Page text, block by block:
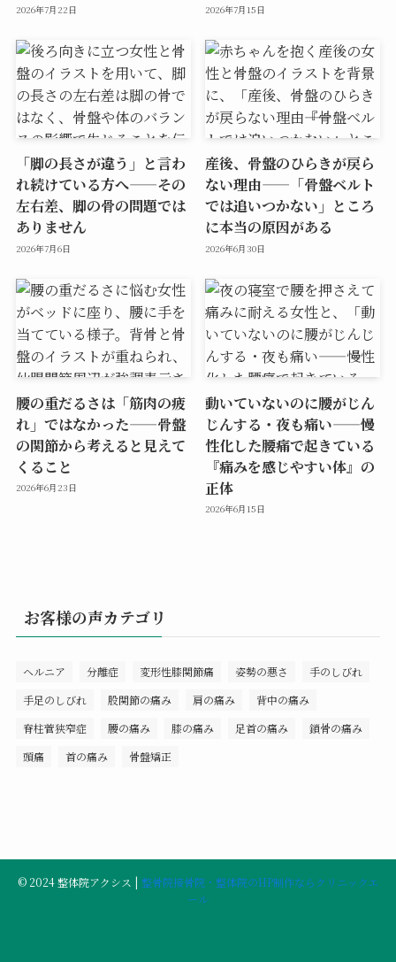
2026年7月22日 2026年7月15日
「脚の長さが違う」と言わ
れ続けている方へ——その
左右差、脚の骨の問題では
ありません
2026年7月6日
産後、骨盤のひらきが戻ら
ない理由——「骨盤ベルト
では追いつかない」ところ
に本当の原因がある
2026年6月30日
腰の重だるさは「筋肉の疲
れ」ではなかった——骨盤
の関節から考えると見えて
くること
2026年6月23日
動いていないのに腰がじん
じんする・夜も痛い——慢
性化した腰痛で起きている
『痛みを感じやすい体』の
正体
2026年6月15日
お客様の声カテゴリ
ヘルニア 分離症 変形性膝関節痛 姿勢の悪さ
手のしびれ
手足のしびれ
股関節の痛み 肩の痛み
背中の痛み
脊柱菅狭窄症
腰の痛み 膝の痛み 足首の痛み
鎖骨の痛み
頭痛
首の痛み 骨盤矯正
©2024 整体院アクシス | 整骨院接骨院・整体院のHP制作ならクリニックエ
ール